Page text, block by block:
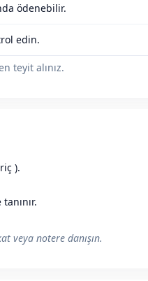
ödenebilir.
edin.
teyit alınız.
).
tanınır.
veya notere danışın.